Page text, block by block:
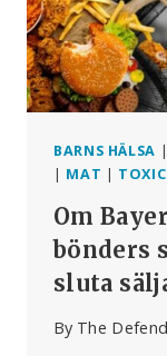
BARNS HÄLSA |
| MAT |
Om
bönders
sluta
By The